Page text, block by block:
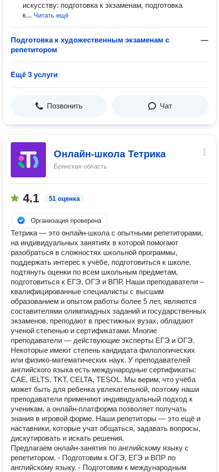
искусству: подготовка к экзаменам, подготовка
к... Читать ещё
Подготовка к художественным экзаменам с
репетитором
—
Ещё 3 услуги
Позвонить Чат
Онлайн-школа Тетрика
Брянская область
4.1 51 оценка
Организация проверена
Тетрика — это онлайн-школа с опытными репетиторами,
на индивидуальных занятиях в которой помогают
разобраться в сложностях школьной программы,
поддержать интерес к учёбе, подготовиться к школе,
подтянуть оценки по всем школьным предметам,
подготовиться к ЕГЭ, ОГЭ и ВПР. Наши преподаватели –
квалифицированные специалисты с высшим
образованием и опытом работы более 5 лет, являются
составителями олимпиадных заданий и государственных
экзаменов, преподают в престижных вузах, обладают
ученой степенью и сертификатами. Многие
преподаватели — действующие эксперты ЕГЭ и ОГЭ.
Некоторые имеют степень кандидата филологических
или физико-математических наук. У преподавателей
английского языка есть международные сертификаты:
CAE, IELTS, TKT, CELTA, TESOL. Мы верим, что учёба
может быть для ребенка увлекательной, поэтому наши
преподаватели применяют индивидуальный подход к
ученикам, а онлайн-платформа позволяет получать
знания в игровой форме. Наши репетиторы — это ещё и
наставники, которые учат общаться, задавать вопросы,
дискутировать и искать решения.
Предлагаем онлайн-занятия по английскому языку с
репетитором. - Подготовим к ОГЭ, ЕГЭ и ВПР по
английскому языку. - Подготовим к международным